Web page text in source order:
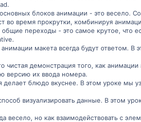
блоков анимации - это весело.
во время прокрутки, комбинируя
переходы - это самое крутое, что
макета всегда будут ответом.
чистая демонстрация того, как
версию их ввода номера.
делает блюдо вкуснее. В этом уроке мы
визуализировать данные. В этом
весело, но как взаимодействовать с